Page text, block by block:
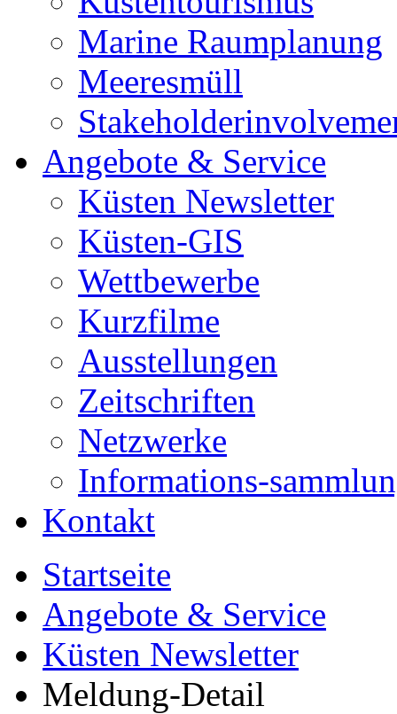
Marine Raumplanung
Meeresmüll
Angebote & Service
Küsten Newsletter
Küsten-GIS
Wettbewerbe
Kurzfilme
Ausstellungen
Zeitschriften
Netzwerke
Informations-
Kontakt
Startseite
Angebote & Service
Küsten Newsletter
Meldung-Detail